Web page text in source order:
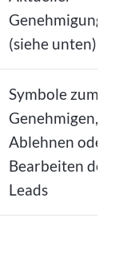
(siehe unten)
Symbole zum
Genehmigen,
Ablehnen oder
Bearbeiten des
Leads